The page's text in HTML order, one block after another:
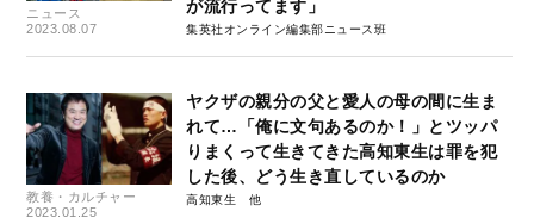
ニュース
2023.08.07
が流行ってます」
集英社オンライン編集部ニュース班
教養・カルチャー
2023.01.25
ヤクザの親分の父と愛人の母の間に生ま
れて…「俺に文句あるのか！」とツッパ
りまくって生きてきた高知東生は罪を犯
した後、どう生き直しているのか
高知東生